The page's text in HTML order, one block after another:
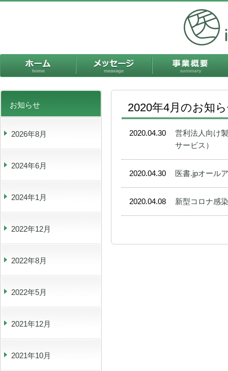
ホーム メッセージ
お知らせ
2026年8月
2024年6月
2024年1月
2022年12月
2022年8月
2022年5月
2021年12月
2021年10月
2020年4月のお知
2020.04.30
営利法人向け
サービス）
2020.04.30 医書.jpオール
2020.04.08 新型コロナ感